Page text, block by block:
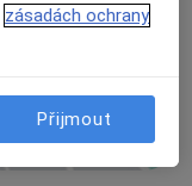
zásadách ochrany
Přijmout